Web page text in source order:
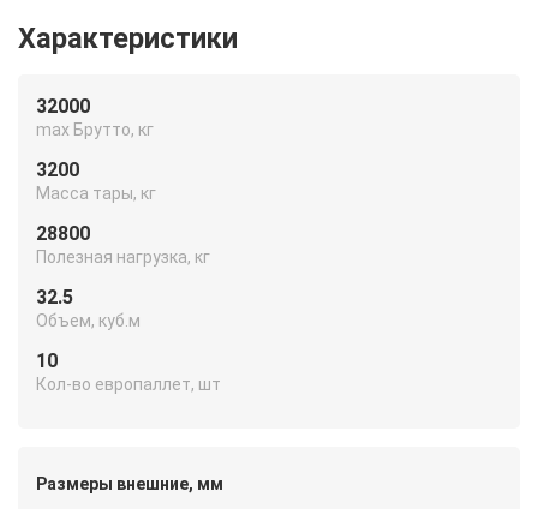
Характеристики
32000
max Брутто, кг
3200
Масса тары, кг
28800
Полезная нагрузка, кг
32.5
Объем, куб.м
10
Кол-во европаллет, шт
Размеры внешние, мм